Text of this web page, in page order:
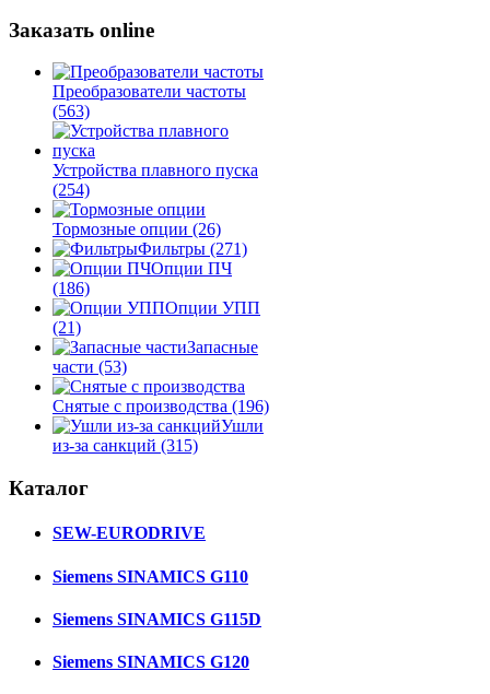
Заказать online
Преобразователи частоты
(563)
Устройства плавного пуска
(254)
Тормозные опции (26)
Фильтры (271)
Опции ПЧ
(186)
Опции УПП
(21)
Запасные
части (53)
Снятые с производства (196)
Ушли
из-за санкций (315)
Каталог
SEW-EURODRIVE
Siemens SINAMICS G110
Siemens SINAMICS G115D
Siemens SINAMICS G120